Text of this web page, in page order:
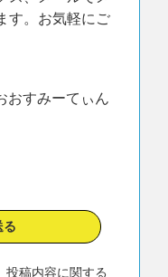
す。お気軽にご
おすみーてぃん
る
投稿内容に関する